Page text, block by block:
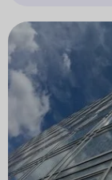
amateur de
tumulte
de très beaux
Paris ou dans
Buttes